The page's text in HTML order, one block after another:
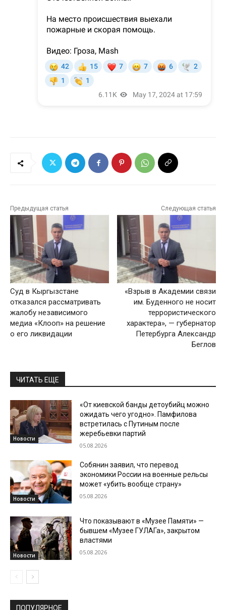
Предыдущая статья
Суд в Кыргызстане
отказался рассматривать
жалобу независимого
медиа «Клооп» на решение
о его ликвидации
Следующая статья
«Взрыв в Академии связи
им. Буденного не носит
террористического
характера», — губернатор
Петербурга Александр
Беглов
ЧИТАТЬ ЕЩЕ
Новости
«От киевской банды детоубийц можно
ожидать чего угодно». Памфилова
встретилась с Путиным после
жеребьевки партий
05.08.2026
Новости
Собянин заявил, что перевод
экономики России на военные рельсы
может «убить вообще страну»
05.08.2026
Новости
Что показывают в «Музее Памяти» —
бывшем «Музее ГУЛАГа», закрытом
властями
05.08.2026
ПОПУЛЯРНОЕ